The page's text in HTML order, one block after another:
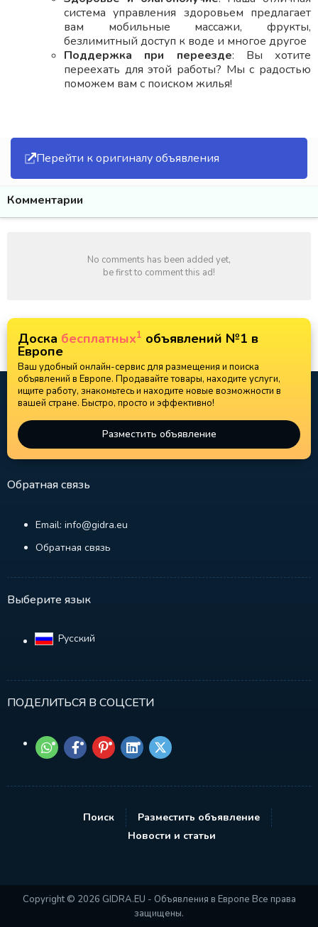
система управления здоровьем предлагает
вам мобильные массажи, фрукты,
безлимитный доступ к воде и многое другое
Поддержка при переезде: Вы хотите
переехать для этой работы? Мы с радостью
поможем вам с поиском жилья!
Перейти к оригиналу объявления
Комментарии
No comments has been added yet,
be first to comment this ad!
Доска бесплатных1 объявлений №1 в
Европе
Ваш удобный онлайн-сервис для размещения и поиска
объявлений в Европе. Продавайте товары, находите услуги,
ищите работу, знакомьтесь и находите новые возможности в
вашей стране. Быстро, просто и эффективно!
Разместить объявление
Обратная связь
Email: info@gidra.eu
Обратная связь
Выберите язык
Русский‎
ПОДЕЛИТЬСЯ В СОЦСЕТИ
Поиск
Разместить объявление
Новости и статьи
Copyright © 2026 GIDRA.EU - Объявления в Европе Все права
защищены.